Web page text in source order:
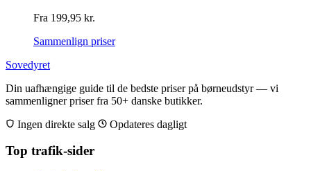
Fra 199,95 kr.
Sammenlign priser
Sovedyret
Din uafhængige guide til de bedste priser på børneudstyr — vi
sammenligner priser fra 50+ danske butikker.
Ingen direkte salg
Opdateres dagligt
Top trafik-sider